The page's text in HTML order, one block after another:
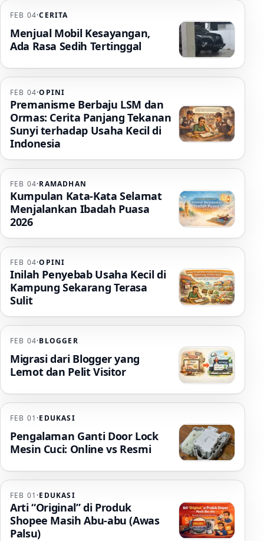
FEB 04·CERITA
Menjual Mobil Kesayangan,
Ada Rasa Sedih Tertinggal
FEB 04·OPINI
Premanisme Berbaju LSM dan
Ormas: Cerita Panjang Tekanan
Sunyi terhadap Usaha Kecil di
Indonesia
FEB 04·RAMADHAN
Kumpulan Kata-Kata Selamat
Menjalankan Ibadah Puasa
2026
FEB 04·OPINI
Inilah Penyebab Usaha Kecil di
Kampung Sekarang Terasa
Sulit
FEB 04·BLOGGER
Migrasi dari Blogger yang
Lemot dan Pelit Visitor
FEB 01 ·EDUKASI
Pengalaman Ganti Door Lock
Mesin Cuci: Online vs Resmi
FEB 01 ·EDUKASI
Arti “Original” di Produk
Shopee Masih Abu-abu (Awas
Palsu)